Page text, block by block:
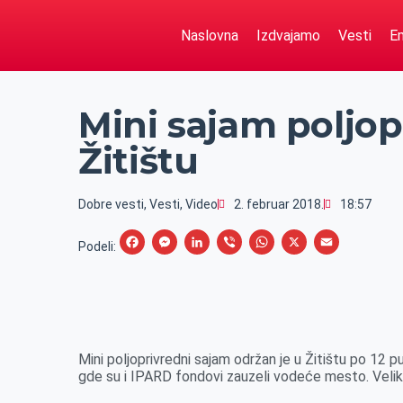
Naslovna Izdvajamo Vesti
Mini sajam
Žitištu
Dobre vesti,Vesti,Video 2. februar 2018. 18:57
Podeli:
F
o
M
n
L
d
V
W
A
X
Mini poljoprivredni sajam održan je u Žitištu po 12
gde su i IPARD fondovi zauzeli vodeće mesto.